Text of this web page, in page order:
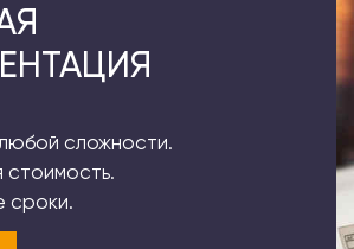
сложности.
стоимость.
сроки.